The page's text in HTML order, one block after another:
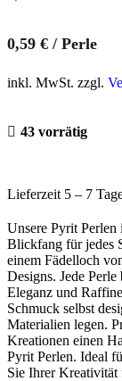
0,59 € / Perle
inkl. MwSt. zzgl.
43 vorrätig
Lieferzeit 5 – 7
Unsere Pyrit Perlen
Blickfang für jedes
einem Fädelloch
Designs. Jede
Eleganz und
Schmuck selbst
Materialien legen.
Kreationen einen
Pyrit Perlen. Ideal
Sie Ihrer